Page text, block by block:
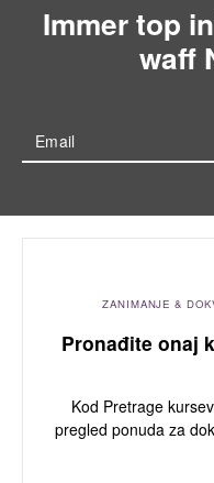
Immer top
waff
Email
ZANIMANJE &
Pronađite onaj
Kod Pretrage
pregled ponuda za